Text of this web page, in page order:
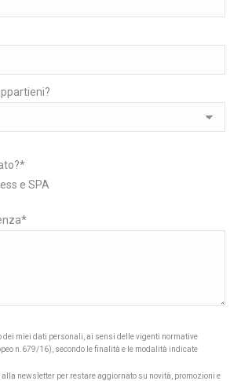
e SPA
miei dati personali, ai sensi delle vigenti normative
n.679/16), secondo le finalità e le modalità indicate
newsletter per restare aggiornato su novità, promozioni e